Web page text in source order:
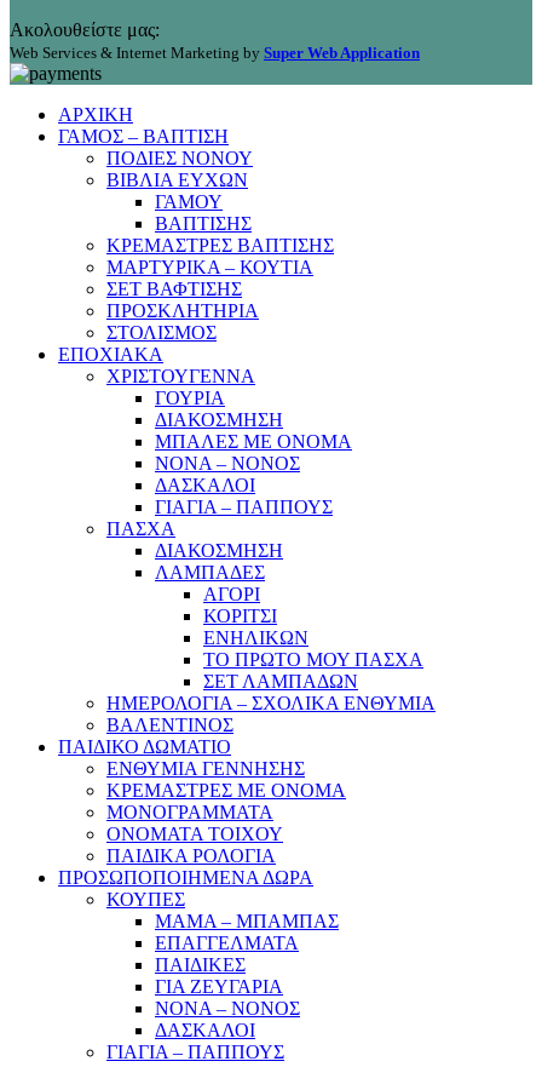
Ακολουθείστε μας:
Web Services & Internet Marketing by Super Web Application
ΑΡΧΙΚΗ
ΓΑΜΟΣ – ΒΑΠΤΙΣΗ
ΠΟΔΙΕΣ ΝΟΝΟΥ
ΒΙΒΛΙΑ ΕΥΧΩΝ
ΓΑΜΟΥ
ΒΑΠΤΙΣΗΣ
ΚΡΕΜΑΣΤΡΕΣ ΒΑΠΤΙΣΗΣ
ΜΑΡΤΥΡΙΚΑ – ΚΟΥΤΙΑ
ΣΕΤ ΒΑΦΤΙΣΗΣ
ΠΡΟΣΚΛΗΤΗΡΙΑ
ΣΤΟΛΙΣΜΟΣ
ΕΠΟΧΙΑΚΑ
ΧΡΙΣΤΟΥΓΕΝΝΑ
ΓΟΥΡΙΑ
ΔΙΑΚΟΣΜΗΣΗ
ΜΠΑΛΕΣ ΜΕ ΟΝΟΜΑ
ΝΟΝΑ – ΝΟΝΟΣ
ΔΑΣΚΑΛΟΙ
ΓΙΑΓΙΑ – ΠΑΠΠΟΥΣ
ΠΑΣΧΑ
ΔΙΑΚΟΣΜΗΣΗ
ΛΑΜΠΑΔΕΣ
ΑΓΟΡΙ
ΚΟΡΙΤΣΙ
ΕΝΗΛΙΚΩΝ
ΤΟ ΠΡΩΤΟ ΜΟΥ ΠΑΣΧΑ
ΣΕΤ ΛΑΜΠΑΔΩΝ
ΗΜΕΡΟΛΟΓΙΑ – ΣΧΟΛΙΚΑ ΕΝΘΥΜΙΑ
ΒΑΛΕΝΤΙΝΟΣ
ΠΑΙΔΙΚΟ ΔΩΜΑΤΙΟ
ΕΝΘΥΜΙΑ ΓΕΝΝΗΣΗΣ
ΚΡΕΜΑΣΤΡΕΣ ΜΕ ΟΝΟΜΑ
ΜΟΝΟΓΡΑΜΜΑΤΑ
ΟΝΟΜΑΤΑ ΤΟΙΧΟΥ
ΠΑΙΔΙΚΑ ΡΟΛΟΓΙΑ
ΠΡΟΣΩΠΟΠΟΙΗΜΕΝΑ ΔΩΡΑ
ΚΟΥΠΕΣ
ΜΑΜΑ – ΜΠΑΜΠΑΣ
ΕΠΑΓΓΕΛΜΑΤΑ
ΠΑΙΔΙΚΕΣ
ΓΙΑ ΖΕΥΓΑΡΙΑ
ΝΟΝΑ – ΝΟΝΟΣ
ΔΑΣΚΑΛΟΙ
ΓΙΑΓΙΑ – ΠΑΠΠΟΥΣ